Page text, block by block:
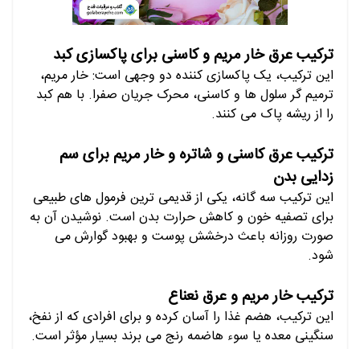
ترکیب عرق خار مریم و کاسنی برای پاکسازی کبد
این ترکیب، یک پاکسازی کننده دو وجهی است: خار مریم،
ترمیمگر سلول ها و کاسنی، محرک جریان صفرا. با هم کبد
را از ریشه پاک می کنند.
ترکیب عرق کاسنی و شاتره و خار مریم برای سم
زدایی بدن
این ترکیب سه گانه، یکی از قدیمی ترین فرمول های طبیعی
برای تصفیه خون و کاهش حرارت بدن است. نوشیدن آن به
صورت روزانه باعث درخشش پوست و بهبود گوارش می
شود.
ترکیب خار مریم و عرق نعناع
این ترکیب، هضم غذا را آسان کرده و برای افرادی که از نفخ،
سنگینی معده یا سوء هاضمه رنج می برند بسیار مؤثر است.